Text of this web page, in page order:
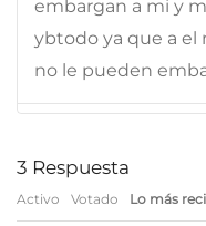
embargan a mi y
ybtodo ya que a el
no le pueden
3 Respuesta
Activo Votado Lo más